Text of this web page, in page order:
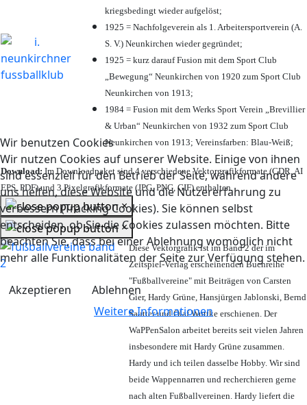
Wir benutzen Cookies
Wir nutzen Cookies auf unserer Website. Einige von ihnen
sind essenziell für den Betrieb der Seite, während andere
uns helfen, diese Website und die Nutzererfahrung zu
verbessern (Tracking Cookies). Sie können selbst
entscheiden, ob Sie die Cookies zulassen möchten. Bitte
beachten Sie, dass bei einer Ablehnung womöglich nicht
mehr alle Funktionalitäten der Seite zur Verfügung stehen.
Akzeptieren
Ablehnen
Weitere Informationen
kriegsbedingt wieder aufgelöst;
1925 = Nachfolgeverein als 1. Arbeitersportverein (A.
S. V.) Neunkirchen wieder gegründet;
1925 = kurz darauf Fusion mit dem Sport Club
„Bewegung“ Neunkirchen von 1920 zum Sport Club
Neunkirchen von 1913;
1984 = Fusion mit dem Werks Sport Verein „Brevillier
& Urban“ Neunkirchen von 1932 zum Sport Club
Neunkirchen von 1913; Vereinsfarben: Blau-Weiß;
Download: Im Downloadpaket sind 4 verschiedene Vektorgrafikformate (CDR, AI
EPS, PDF) und 3 Pixelgrafikformate (JPG, PNG, GIF) enthalten.
×
×
Diese Vektorgrafik ist im Band 2 der im
Zeitspiel-Verlag erscheinenden Buchreihe
"Fußballvereine" mit Beiträgen von Carsten
Gier, Hardy Grüne, Hansjürgen Jablonski, Bernd
Sautter und Olaf Wuttke erschienen. Der
WaPPenSalon arbeitet bereits seit vielen Jahren
insbesondere mit Hardy Grüne zusammen.
Hardy und ich teilen dasselbe Hobby. Wir sind
beide Wappennarren und recherchieren gerne
nach alten Fußballvereinen. Hardy liefert die